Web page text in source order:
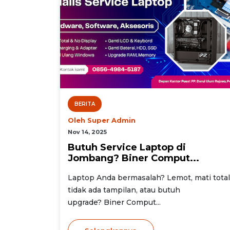
BERITA
Oleh Super Admin
Nov 14, 2025
Butuh Service Laptop di
Jombang? Biner Comput...
Laptop Anda bermasalah? Lemot, mati
tidak ada tampilan, atau butuh
upgrade? Biner Comput...